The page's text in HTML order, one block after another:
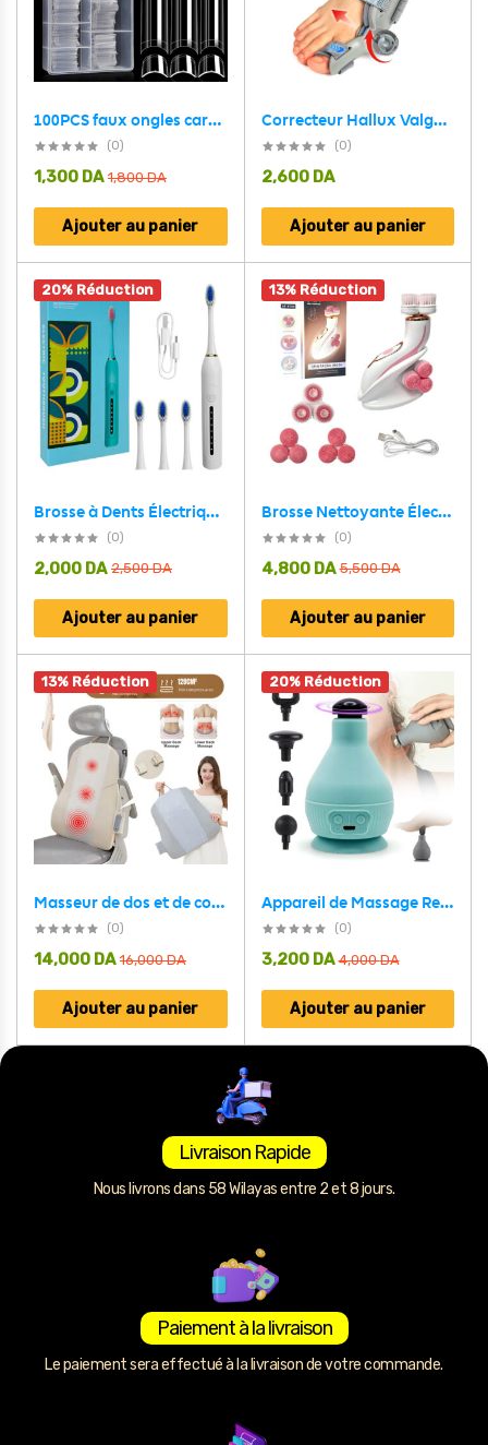
100PCS faux ongles carrés transparents professionnels en acrylique – طقم أظافر صناعية
(0)
1,800DA
1,300 DA
Ajouter au panier
Correcteur Hallux Valgus pour Femme et Homme avec Molette Réglable – مصحح وضعية القدم
(0)
2,600 DA
Ajouter au panier
20% Réduction
Brosse à Dents Électrique 4 Têtes Incluses Rechargeable et Étanche IPX7 – فرشاة أسنان كهربائية بأربعة رؤوس
(0)
2,500DA
2,000 DA
Ajouter au panier
13% Réduction
Brosse Nettoyante Électrique Cnaier AE-8788 3 Têtes Rotatives Recharge USB – جهاز تنظيف البشرة بعمق
(0)
5,500DA
4,800 DA
Ajouter au panier
13% Réduction
Masseur de dos et de cou sans fil avec avec infrarouge et chaleur – جهاز تدليك إحترافي بخاصية التسخين
(0)
16,000DA
14,000 DA
Ajouter au panier
20% Réduction
Appareil de Massage Rechargeable Portatif avec 5 Têtes Interchangeables – جهاز تدليك محمول قابل للتثبيت
(0)
4,000DA
3,200 DA
Ajouter au panier
Livraison Rapide
Nous livrons dans 58 Wilayas entre 2 et 8 jours.
Paiement à la livraison
Le paiement sera effectué à la livraison de votre commande.